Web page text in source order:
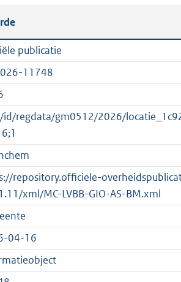
publicatie
11748
regdata/gm0512/2026/
repository.officiele-
xml/MC-LVBB-GIO-AS-BM.xml
04-16